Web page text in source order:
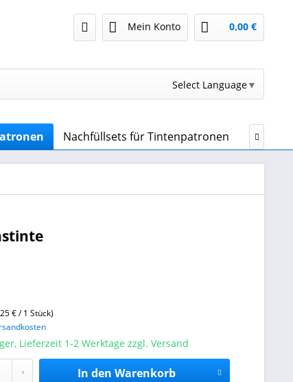
Mein Konto 0,00 €
Select Language▼
Nachfüllsets für Tintenpatronen 
€ / 1 Stück)
Lieferzeit 1-2 Werktage zzgl. Versand
In den Warenkorb